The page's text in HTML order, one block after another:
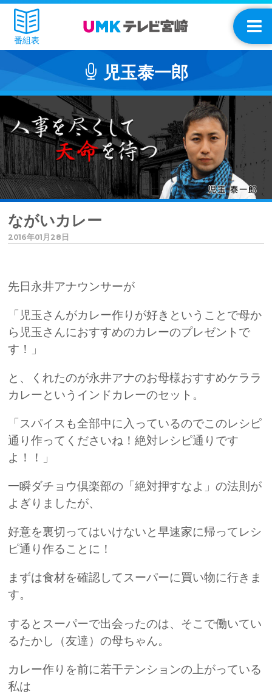
番組表
児玉泰一郎
ながいカレー
2016年01月28日
先日永井アナウンサーが
「児玉さんがカレー作りが好きということで母か
ら児玉さんにおすすめのカレーのプレゼントで
す！」
と、くれたのが永井アナのお母様おすすめケララ
カレーというインドカレーのセット。
「スパイスも全部中に入っているのでこのレシピ
通り作ってくださいね！絶対レシピ通りです
よ！！」
一瞬ダチョウ倶楽部の「絶対押すなよ」の法則が
よぎりましたが、
好意を裏切ってはいけないと早速家に帰ってレシ
ピ通り作ることに！
まずは食材を確認してスーパーに買い物に行きま
す。
するとスーパーで出会ったのは、そこで働いてい
るたかし（友達）の母ちゃん。
カレー作りを前に若干テンションの上がっている
私は